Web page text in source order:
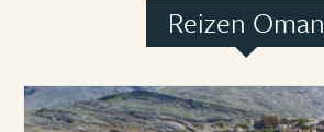
Reizen Oman